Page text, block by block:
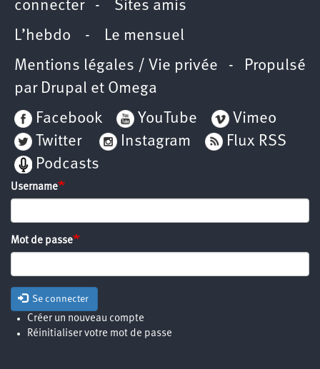
connecter- Sites amis
L’hebdo - Le mensuel
Mentions légales / Vie privée - Propulsé
par Drupal et Omega
Facebook
YouTube
Vimeo
Twitter
Instagram
Flux RSS
Podcasts
Username
Mot de passe
Se connecter
Créer un nouveau compte
Réinitialiser votre mot de passe